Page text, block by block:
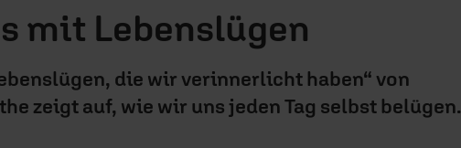
mit Lebenslügen
die wir verinnerlicht haben“ von
zeigt auf, wie wir uns jeden Tag selbst belügen.